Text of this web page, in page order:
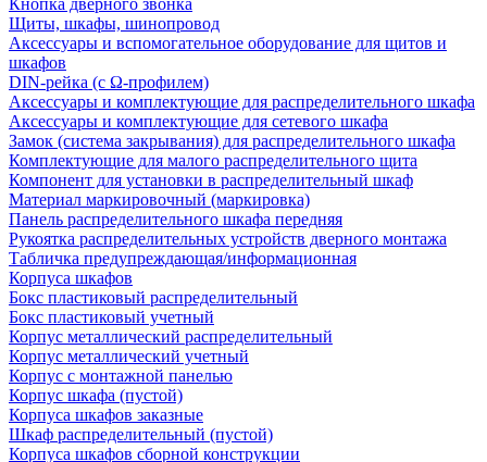
Кнопка дверного звонка
Щиты, шкафы, шинопровод
Аксессуары и вспомогательное оборудование для щитов и
шкафов
DIN-рейка (с Ω-профилем)
Аксессуары и комплектующие для распределительного шкафа
Аксессуары и комплектующие для сетевого шкафа
Замок (система закрывания) для распределительного шкафа
Комплектующие для малого распределительного щита
Компонент для установки в распределительный шкаф
Материал маркировочный (маркировка)
Панель распределительного шкафа передняя
Рукоятка распределительных устройств дверного монтажа
Табличка предупреждающая/информационная
Корпуса шкафов
Бокс пластиковый распределительный
Бокс пластиковый учетный
Корпус металлический распределительный
Корпус металлический учетный
Корпус с монтажной панелью
Корпус шкафа (пустой)
Корпуса шкафов заказные
Шкаф распределительный (пустой)
Корпуса шкафов сборной конструкции